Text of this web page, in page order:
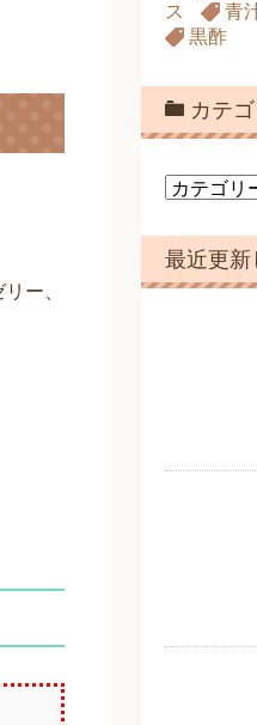
ー、
ス
青
黒酢
カテ
カ
ゴ
リ
ー
最近更新